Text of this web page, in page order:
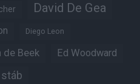
David De Gea
Diego Leon
de Beek Ed Woodward
stáb